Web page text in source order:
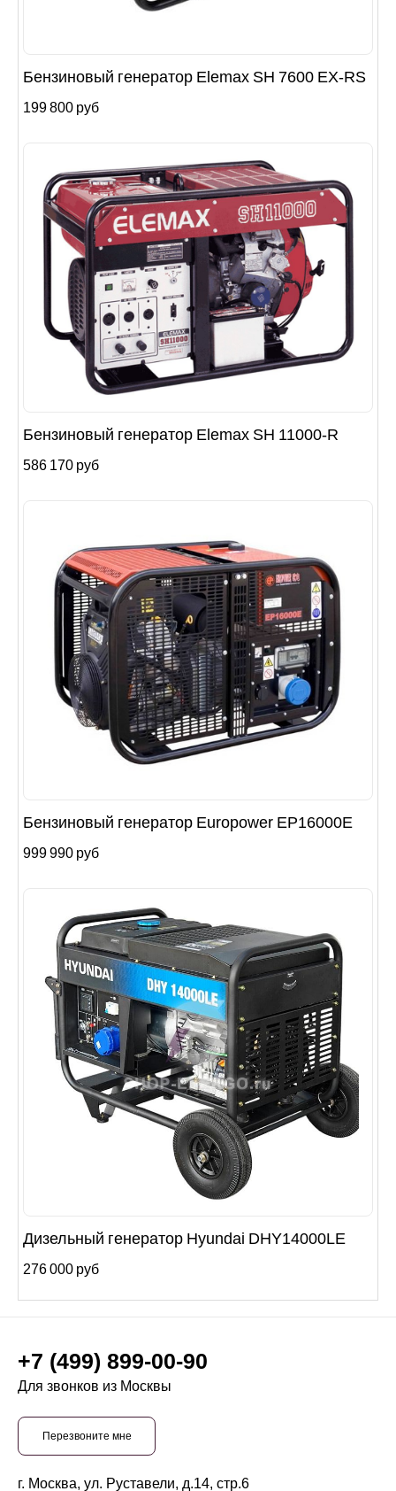
Бензиновый генератор Elemax SH 7600 EX-RS
199 800 руб
Бензиновый генератор Elemax SH 11000-R
586 170 руб
Бензиновый генератор Europower EP16000E
999 990 руб
Дизельный генератор Hyundai DHY14000LE
276 000 руб
+7 (499) 899-00-90
Для звонков из Москвы
Перезвоните мне
г. Москва, ул. Руставели, д.14, стр.6